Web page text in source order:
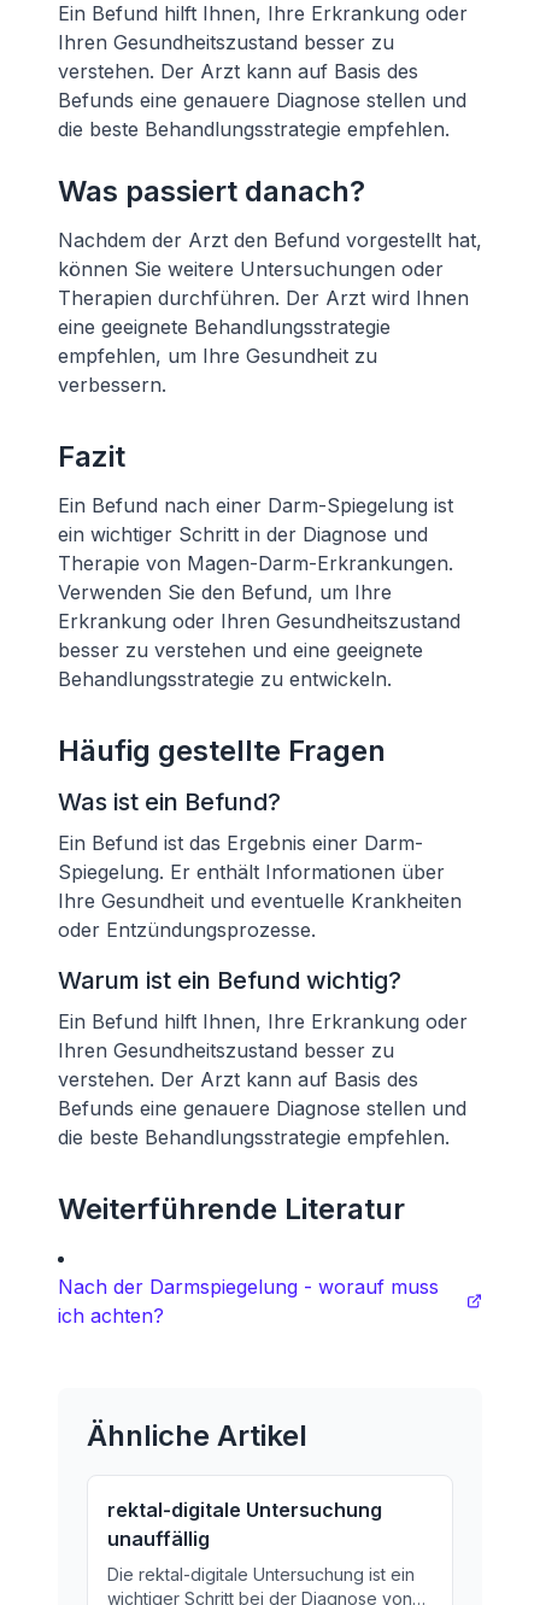
Ein Befund hilft Ihnen, Ihre Erkrankung oder
Ihren Gesundheitszustand besser zu
verstehen. Der Arzt kann auf Basis des
Befunds eine genauere Diagnose stellen und
die beste Behandlungsstrategie empfehlen.
Was passiert danach?
Nachdem der Arzt den Befund vorgestellt hat,
können Sie weitere Untersuchungen oder
Therapien durchführen. Der Arzt wird Ihnen
eine geeignete Behandlungsstrategie
empfehlen, um Ihre Gesundheit zu
verbessern.
Fazit
Ein Befund nach einer Darm-Spiegelung ist
ein wichtiger Schritt in der Diagnose und
Therapie von Magen-Darm-Erkrankungen.
Verwenden Sie den Befund, um Ihre
Erkrankung oder Ihren Gesundheitszustand
besser zu verstehen und eine geeignete
Behandlungsstrategie zu entwickeln.
Häufig gestellte Fragen
Was ist ein Befund?
Ein Befund ist das Ergebnis einer Darm-
Spiegelung. Er enthält Informationen über
Ihre Gesundheit und eventuelle Krankheiten
oder Entzündungsprozesse.
Warum ist ein Befund wichtig?
Ein Befund hilft Ihnen, Ihre Erkrankung oder
Ihren Gesundheitszustand besser zu
verstehen. Der Arzt kann auf Basis des
Befunds eine genauere Diagnose stellen und
die beste Behandlungsstrategie empfehlen.
Weiterführende Literatur
Nach der Darmspiegelung - worauf muss
ich achten?
Ähnliche Artikel
rektal-digitale Untersuchung
unauffällig
Die rektal-digitale Untersuchung ist ein
wichtiger Schritt bei der Diagnose von